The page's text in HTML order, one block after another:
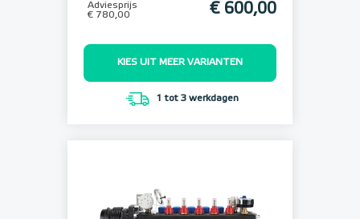
Adviesprijs
€ 780,00
€ 600,00
KIES UIT MEER VARIANTEN
1 tot 3 werkdagen